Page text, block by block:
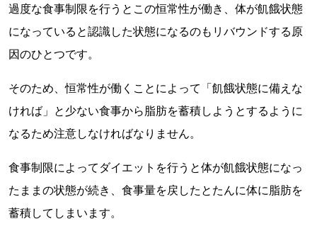
過度な食事制限を行うとこの恒常性が働き、体が飢餓状態
になっていると認識した状態になるのもリバウンドする原
因のひとつです。
そのため、恒常性が働くことによって「飢餓状態に備えな
ければ」と少ない食事から脂肪を蓄積しようとするように
なるため注意しなければなりません。
食事制限によってダイエットを行うと体が飢餓状態になっ
たままの状態が続き、食事量を戻したとたんに体に脂肪を
蓄積してしまいます。